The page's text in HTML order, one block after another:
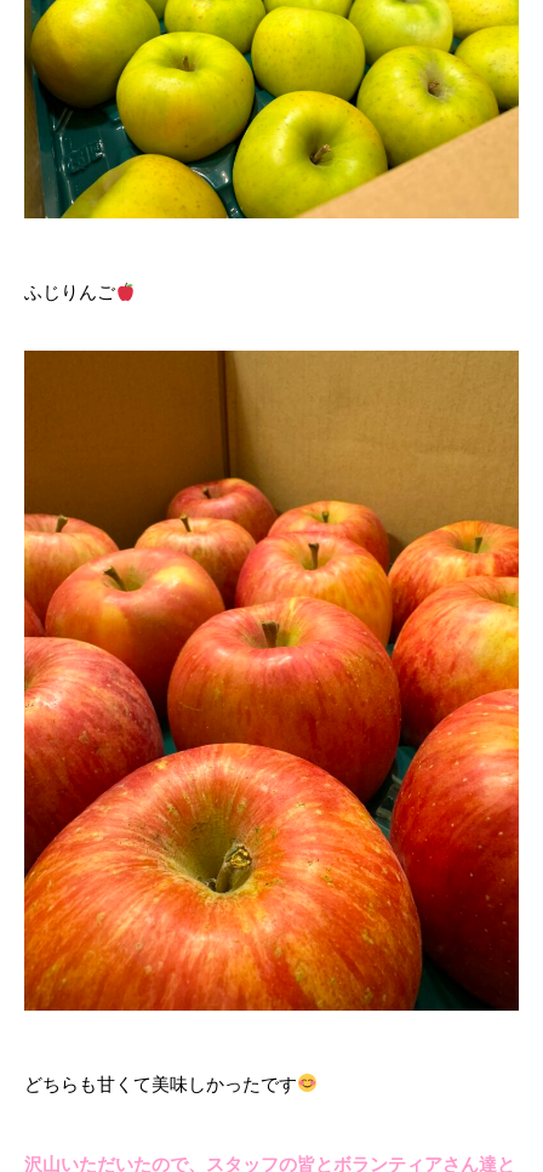
ふじりんご
どちらも甘くて美味しかったです
沢山いただいたので、スタッフの皆とボランティアさん達と